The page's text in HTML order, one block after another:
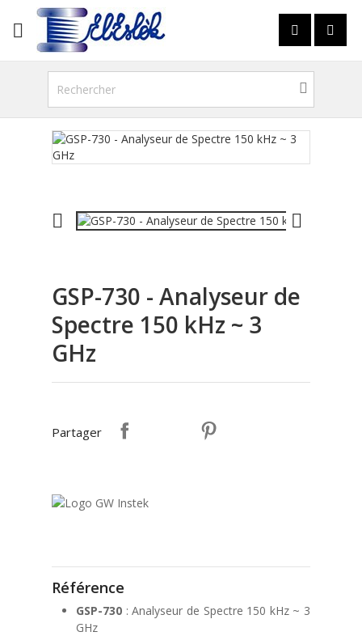

 
GSP-730 - Analyseur de
Spectre 150 kHz ~ 3
GHz
Partager
Référence
GSP-730 : Analyseur de Spectre 150 kHz ~ 3
GHz